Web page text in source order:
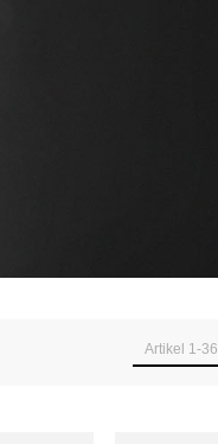
Artikel 1-36